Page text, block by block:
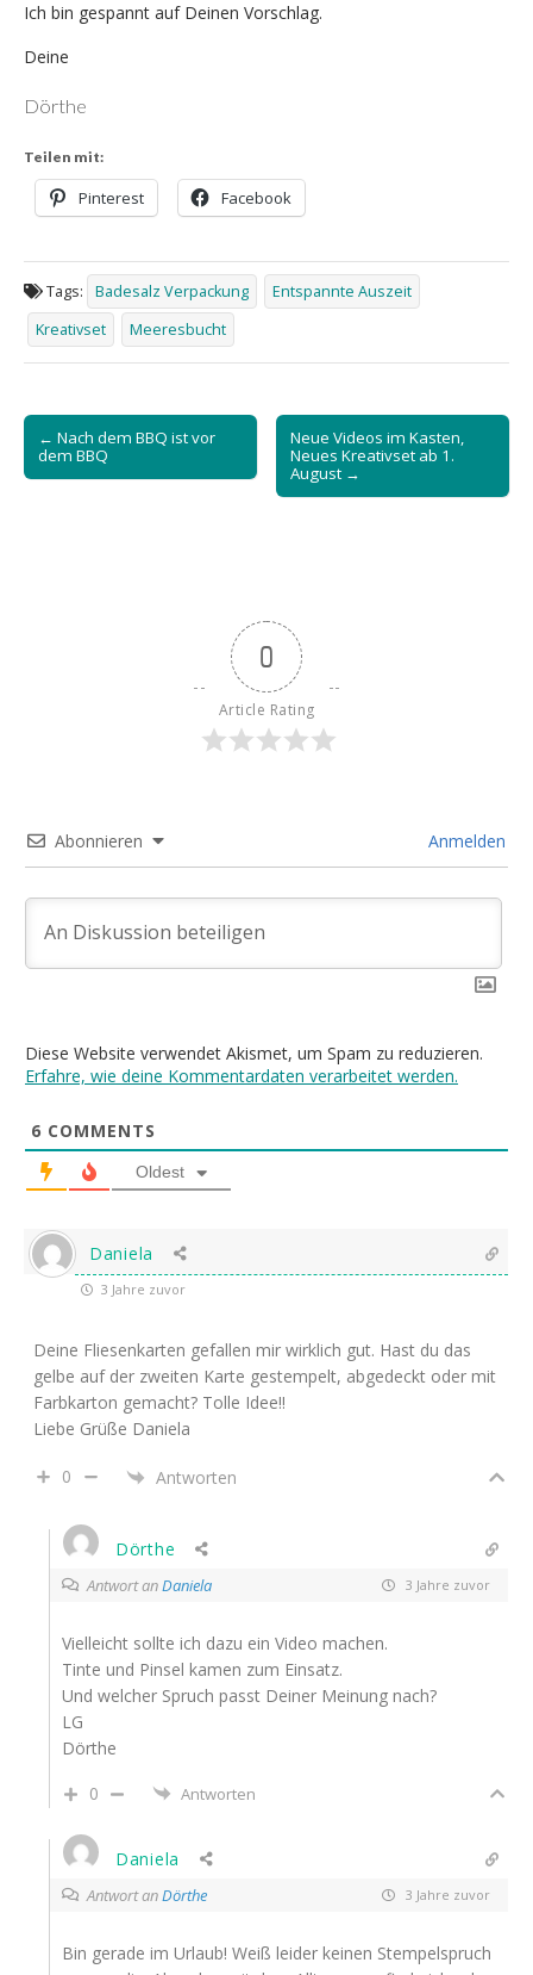
Ich bin gespannt auf Deinen Vorschlag.
Deine
Dörthe
Teilen mit:
Pinterest Facebook
Tags: Badesalz Verpackung
Entspannte Auszeit
Kreativset
Meeresbucht
Post
navigation
← Nach dem BBQ ist vor
dem BBQ
Neue Videos im Kasten,
Neues Kreativset ab 1.
August →
0
Article Rating
Abonnieren Anmelden
Diese Website verwendet Akismet, um Spam zu reduzieren.
Erfahre, wie deine Kommentardaten verarbeitet werden.
6 COMMENTS
Oldest
Daniela
3 Jahre zuvor
Deine Fliesenkarten gefallen mir wirklich gut. Hast du das
gelbe auf der zweiten Karte gestempelt, abgedeckt oder mit
Farbkarton gemacht? Tolle Idee!!
Liebe Grüße Daniela
0 Antworten
Dörthe
Antwort anDaniela 3 Jahre zuvor
Vielleicht sollte ich dazu ein Video machen.
Tinte und Pinsel kamen zum Einsatz.
Und welcher Spruch passt Deiner Meinung nach?
LG
Dörthe
0
Antworten
Daniela
Antwort anDörthe 3 Jahre zuvor
Bin gerade im Urlaub! Weiß leider keinen Stempelspruch